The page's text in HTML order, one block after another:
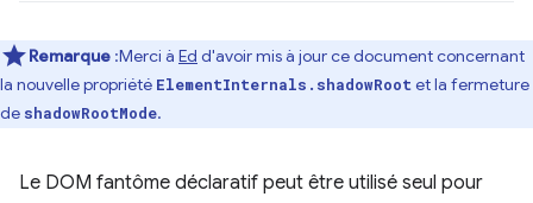
Remarque :Merci à Ed d'avoir mis à jour ce document concernant
la nouvelle propriété ElementInternals.shadowRoot et la fermeture
de shadowRootMode.
Le DOM fantôme déclaratif peut être utilisé seul pour